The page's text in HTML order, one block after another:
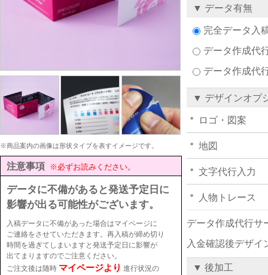
※商品案内の画像は形状タイプを表すイメージです。
注意事項 ※必ずお読みください。
データに不備があると発送予定日に
影響が出る可能性がございます。
入稿データに不備があった場合はマイページに
ご連絡をさせていただきます。再入稿が締め切り
時間を過ぎてしまいますと発送予定日に影響が
出てまりますのでご注意ください。
ご注文後は随時 マイページより 進行状況の
▼ データ有無
完全データ入
データ作成代
データ作成代
▼ デザインオプ
ロゴ・図案
地図
文字代行入力
人物トレース
データ作成代行サ
入金確認後デザイ
▼ 後加工